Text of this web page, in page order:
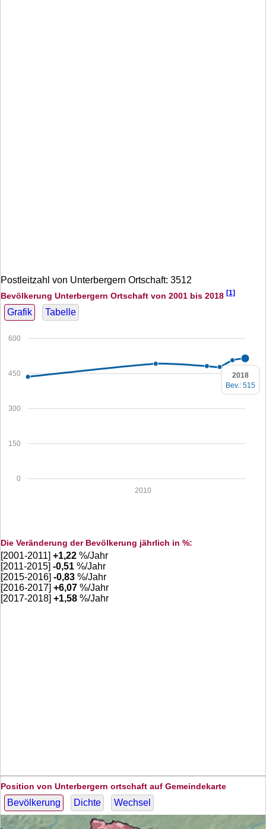
Postleitzahl von Unterbergern Ortschaft: 3512
Bevölkerung Unterbergern Ortschaft von 2001 bis 2018 [1]
Grafik Tabelle
0
150
300
450
600
2010
2018
Bev.: 515
Die Veränderung der Bevölkerung jährlich in %:
[2001-2011] +1,22 %/Jahr
[2011-2015] -0,51 %/Jahr
[2015-2016] -0,83 %/Jahr
[2016-2017] +6,07 %/Jahr
[2017-2018] +1,58 %/Jahr
Position von Unterbergern ortschaft auf Gemeindekarte
Bevölkerung Dichte Wechsel